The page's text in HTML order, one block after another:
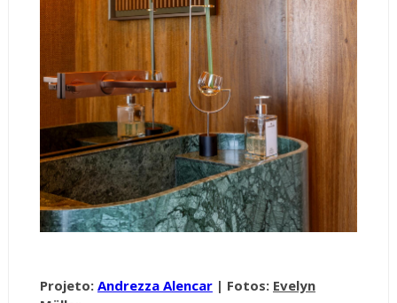
Projeto: Andrezza Alencar | Fotos: Evelyn